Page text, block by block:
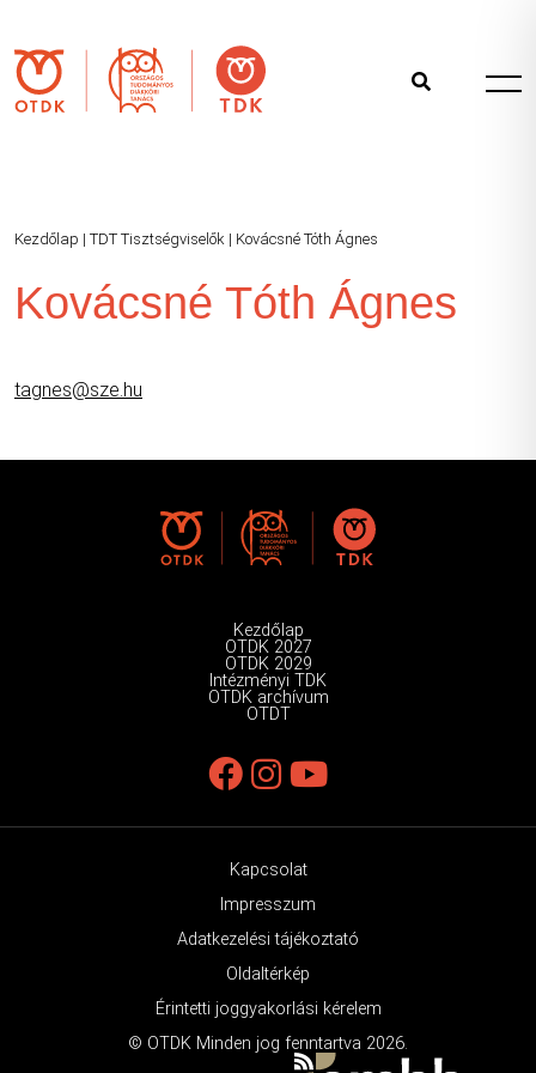
Kezdőlap | TDT Tisztségviselők | Kovácsné Tóth Ágnes
Kovácsné Tóth Ágnes
tagnes@sze.hu
Kezdőlap
OTDK 2027
OTDK 2029
Intézményi TDK
OTDK archívum
OTDT
Kapcsolat
Impresszum
Adatkezelési tájékoztató
Oldaltérkép
Érintetti joggyakorlási kérelem
© OTDK Minden jog fenntartva 2026.